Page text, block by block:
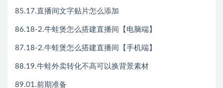
85.17.直播间文字贴片怎么添加
86.18-2.牛蛙煲怎么搭建直播间【电脑端】
87.18-2.牛蛙煲怎么搭建直播间【手机端】
88.19.牛蛙外卖转化不高可以换背景素材
89.01.前期准备